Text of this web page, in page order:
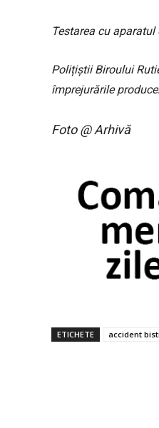
Testarea cu
Polițiștii Biroului
împrejurările
Foto @ Arhivă
ETICHETE accident